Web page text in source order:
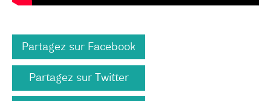
Partagez sur Facebook
Partagez sur Twitter